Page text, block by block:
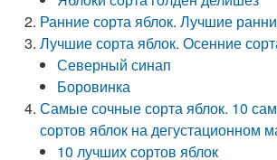
Ранние сорта яблок. Лучшие
Лучшие сорта яблок. Осенние
Северный синап
Боровинка
Самые сочные сорта яблок. 10
сортов яблок на дегустационном
10 лучших сортов яблок